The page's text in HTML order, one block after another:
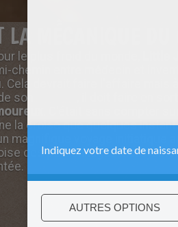
MÉCANIQUE DU
le plus froid du monde,
chemin entre médecin et
devrait faire l'affaire mais
son
la croise que quelques
magnifique voyage initiatique
des personnages